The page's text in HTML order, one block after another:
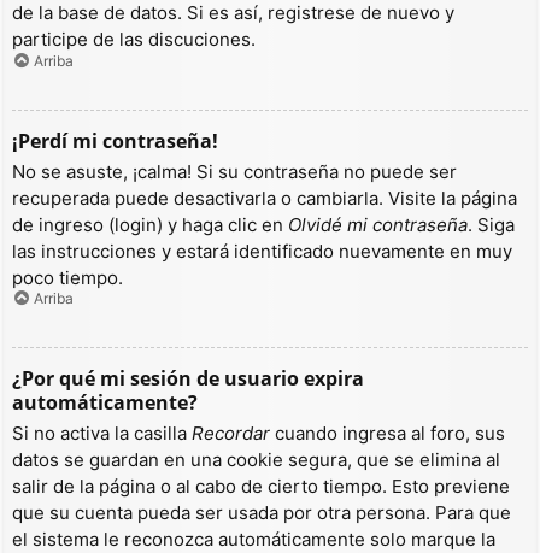
de la base de datos. Si es así, registrese de nuevo y
participe de las discuciones.
Arriba
¡Perdí mi contraseña!
No se asuste, ¡calma! Si su contraseña no puede ser
recuperada puede desactivarla o cambiarla. Visite la página
de ingreso (login) y haga clic en Olvidé mi contraseña. Siga
las instrucciones y estará identificado nuevamente en muy
poco tiempo.
Arriba
¿Por qué mi sesión de usuario expira
automáticamente?
Si no activa la casilla Recordar cuando ingresa al foro, sus
datos se guardan en una cookie segura, que se elimina al
salir de la página o al cabo de cierto tiempo. Esto previene
que su cuenta pueda ser usada por otra persona. Para que
el sistema le reconozca automáticamente solo marque la